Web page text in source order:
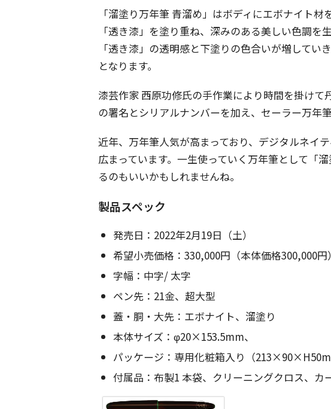
「溜塗り万年筆 青溜め」はボディにエボナイト
「透き漆」を塗り重ね、深みのある美しい色調を
「透き漆」の透明感と下塗りの色合いが増してい
となります。
漆芸作家 西原功修氏の手作業により時間を掛けて
の署名とシリアルナンバーを加え、セーラー万年
近年、万年筆人気が高まっており、デジタルネイ
広まっています。一生使っていく万年筆として「
るのもいいかもしれませんね。
製品スペック
発売日：2022年2月19日（土）
希望小売価格：330,000円（本体価格300,000円）
字幅：中字/ 太字
ペン先：21金、超大型
蓋・胴・大先：エボナイト、溜塗り
本体サイズ：φ20×153.5mm、
パッケージ：専用化粧箱入り（
付属品：布製1 本袋、クリーニングクロス、カ